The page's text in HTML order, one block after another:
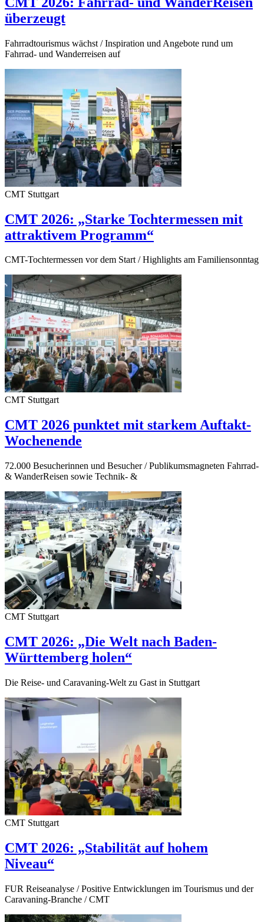
überzeugt
Fahrradtourismus wächst / Inspiration und Angebote rund um
Fahrrad- und Wanderreisen auf
CMT Stuttgart
CMT 2026: „Starke Tochtermessen mit
attraktivem Programm“
CMT-Tochtermessen vor dem Start / Highlights am Familiensonntag
CMT Stuttgart
CMT 2026 punktet mit starkem Auftakt-
Wochenende
72.000 Besucherinnen und Besucher / Publikumsmagneten Fahrrad-
& WanderReisen sowie Technik- &
CMT Stuttgart
CMT 2026: „Die Welt nach Baden-
Württemberg holen“
Die Reise- und Caravaning-Welt zu Gast in Stuttgart
CMT Stuttgart
CMT 2026: „Stabilität auf hohem
Niveau“
FUR Reiseanalyse / Positive Entwicklungen im Tourismus und der
Caravaning-Branche / CMT